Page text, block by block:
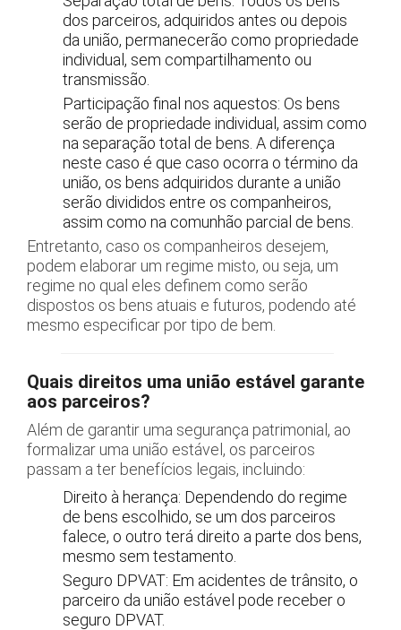
dos parceiros, adquiridos antes ou depois
da união, permanecerão como propriedade
individual, sem compartilhamento ou
transmissão.
Participação final nos aquestos: Os bens
serão de propriedade individual, assim como
na separação total de bens. A diferença
neste caso é que caso ocorra o término da
união, os bens adquiridos durante a união
serão divididos entre os companheiros,
assim como na comunhão parcial de bens.
Entretanto, caso os companheiros desejem,
podem elaborar um regime misto, ou seja, um
regime no qual eles definem como serão
dispostos os bens atuais e futuros, podendo até
mesmo especificar por tipo de bem.
Quais direitos uma união estável garante
aos parceiros?
Além de garantir uma segurança patrimonial, ao
formalizar uma união estável, os parceiros
passam a ter benefícios legais, incluindo:
Direito à herança: Dependendo do regime
de bens escolhido, se um dos parceiros
falece, o outro terá direito a parte dos bens,
mesmo sem testamento.
Seguro DPVAT: Em acidentes de trânsito, o
parceiro da união estável pode receber o
seguro DPVAT.